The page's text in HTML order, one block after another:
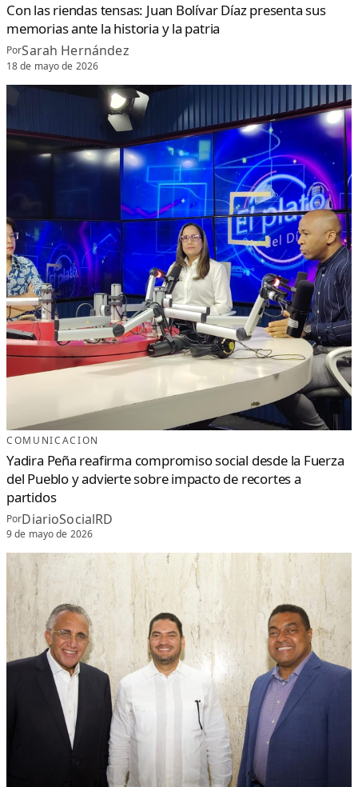
Con las riendas tensas: Juan Bolívar Díaz presenta sus
memorias ante la historia y la patria
PorSarah Hernández
18 de mayo de 2026
COMUNICACION
Yadira Peña reafirma compromiso social desde la Fuerza
del Pueblo y advierte sobre impacto de recortes a
partidos
PorDiarioSocialRD
9 de mayo de 2026